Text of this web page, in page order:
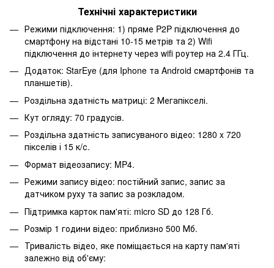
Технічні характеристики
Режими підключення: 1) пряме P2P підключення до
смартфону на відстані 10-15 метрів та 2) Wifi
підключення до інтернету через wifi роутер на 2.4 ГГц.
Додаток: StarEye (для Iphone та Android смартфонів та
планшетів).
Роздільна здатність матриці: 2 Мегапікселі.
Кут огляду: 70 градусів.
Роздільна здатність записуваного відео: 1280 x 720
пікселів і 15 к/с.
Формат відеозапису: MP4.
Режими запису відео: постійний запис, запис за
датчиком руху та запис за розкладом.
Підтримка карток пам'яті: micro SD до 128 Гб.
Розмір 1 години відео: приблизно 500 Мб.
Тривалість відео, яке поміщається на карту пам'яті
залежно від об'єму: